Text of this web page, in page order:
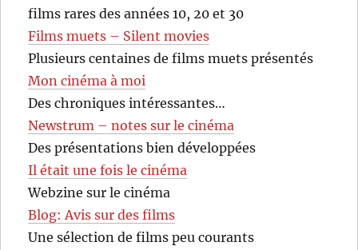
films rares des années 10, 20 et 30
Films muets – Silent movies
Plusieurs centaines de films muets présentés
Mon cinéma à moi
Des chroniques intéressantes…
Newstrum – notes sur le cinéma
Des présentations bien développées
Il était une fois le cinéma
Webzine sur le cinéma
Blog: Avis sur des films
Une sélection de films peu courants